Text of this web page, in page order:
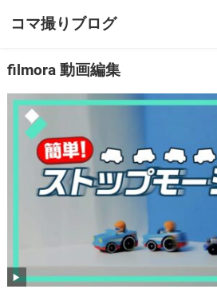
コマ撮りブログ
filmora 動画編集